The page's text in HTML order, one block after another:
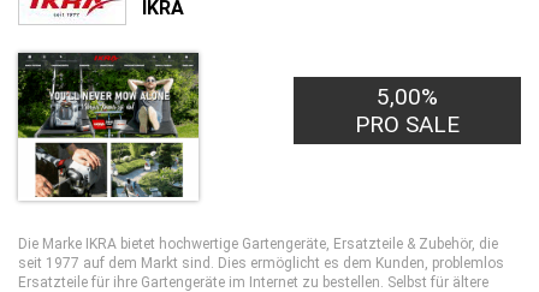
IKRA
5,00%
PRO SALE
Die Marke IKRA bietet hochwertige Gartengeräte, Ersatzteile & Zubehör, die
seit 1977 auf dem Markt sind. Dies ermöglicht es dem Kunden, problemlos
Ersatzteile für ihre Gartengeräte im Internet zu bestellen. Selbst für ältere